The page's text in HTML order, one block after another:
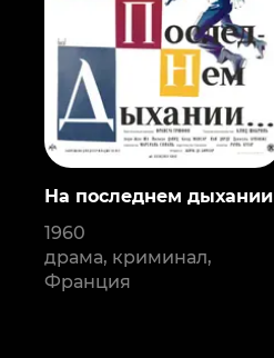
На последнем дыхании
1960
драма, криминал,
Франция